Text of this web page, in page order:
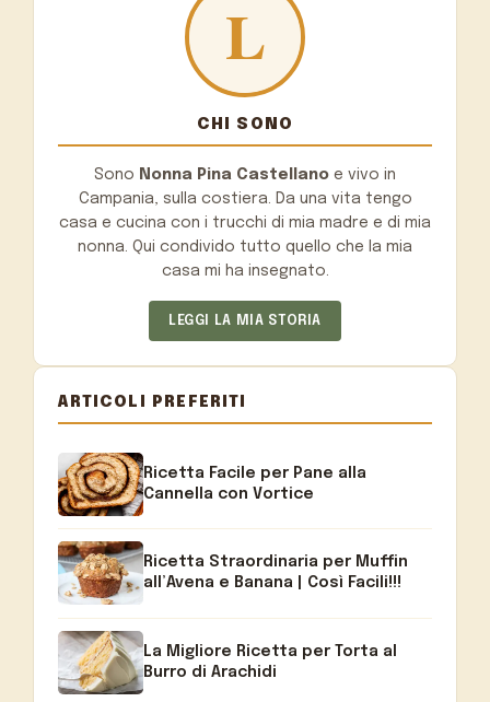
CHI SONO
Sono Nonna Pina Castellano e vivo in
Campania, sulla costiera. Da una vita tengo
casa e cucina con i trucchi di mia madre e di mia
nonna. Qui condivido tutto quello che la mia
casa mi ha insegnato.
LEGGI LA MIA STORIA
ARTICOLI PREFERITI
Ricetta Facile per Pane alla
Cannella con Vortice
Ricetta Straordinaria per Muffin
all’Avena e Banana | Così Facili!!!
La Migliore Ricetta per Torta al
Burro di Arachidi